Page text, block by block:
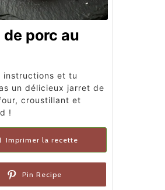
porc au
instructions et tu
un délicieux jarret de
croustillant et
!
Imprimer la recette
Pin Recipe